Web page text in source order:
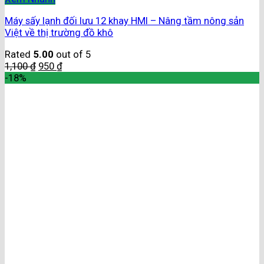
Máy sấy lạnh đối lưu 12 khay HMI – Nâng tầm nông sản
Việt về thị trường đồ khô
Rated 5.00 out of 5
1,100₫ 950 ₫
-18%